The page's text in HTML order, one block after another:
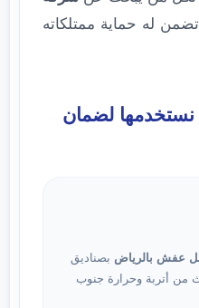
تضمن له حماية ممتلكاته
نستخدمها لضمان
عفش بالرياض بصناديق
من أتربة وحرارة جنوب